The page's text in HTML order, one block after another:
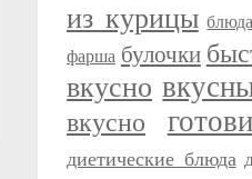
из курицы
фарша булочки
вкусно
вкусно
диетические блюда